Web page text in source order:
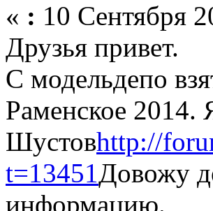
« : 10 Сентября
Друзья привет.
С модельдепо
Раменское 2014.
Шустовhttp://
t=13451Довожу
информацию.